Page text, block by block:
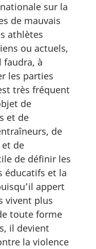
sur la
de mauvais
athlètes
ou actuels,
faudra, à
les parties
très fréquent
de
et de
de
de
de définir les
éducatifs et la
appert
vivent plus
toute forme
il devient
la violence